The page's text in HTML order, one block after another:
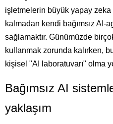
işletmelerin büyük yapay zeka
kalmadan kendi bağımsız AI-
sağlamaktır. Günümüzde
kullanmak zorunda kalırken,
kişisel "AI laboratuvarı" olma
Bağımsız AI
yaklaşım